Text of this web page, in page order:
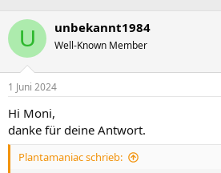
s
t
e
l
l
e
t
e
l
U unbekannt1984
Well-Known Member
1 Juni 2024
Hi Moni,
danke für deine Antwort.
Plantamaniac schrieb: